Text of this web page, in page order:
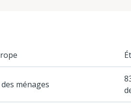
des ménages